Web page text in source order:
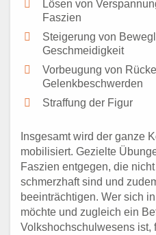
Lösen von
Faszien
Steigerung von
Geschmeidigkeit
Vorbeugung von
Gelenkbeschwerden
Straffung der Figur
Insgesamt wird der ganze
mobilisiert. Gezielte
Faszien entgegen, die
schmerzhaft sind und
beeinträchtigen. Wer sich
möchte und zugleich ein
Volkshochschulwesens ist,